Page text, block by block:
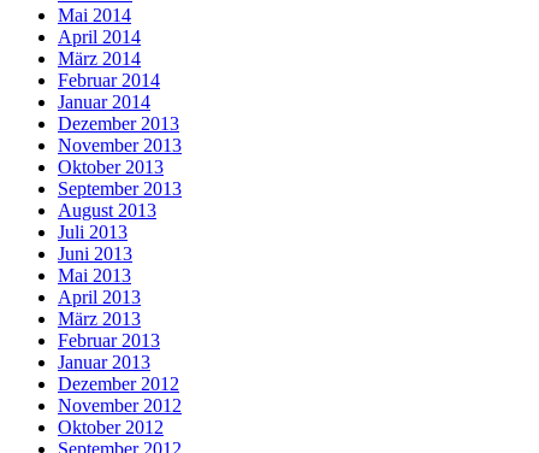
Mai 2014
April 2014
März 2014
Februar 2014
Januar 2014
Dezember 2013
November 2013
Oktober 2013
September 2013
August 2013
Juli 2013
Juni 2013
Mai 2013
April 2013
März 2013
Februar 2013
Januar 2013
Dezember 2012
November 2012
Oktober 2012